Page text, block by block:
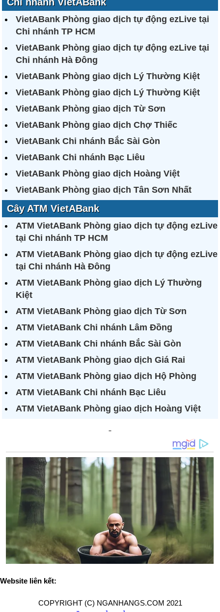
VietABank Phòng giao dịch tự động ezLive tại
Chi nhánh TP HCM
VietABank Phòng giao dịch tự động ezLive tại
Chi nhánh Hà Đông
VietABank Phòng giao dịch Lý Thường Kiệt
VietABank Phòng giao dịch Lý Thường Kiệt
VietABank Phòng giao dịch Từ Sơn
VietABank Phòng giao dịch Chợ Thiếc
VietABank Chi nhánh Bắc Sài Gòn
VietABank Chi nhánh Bạc Liêu
VietABank Phòng giao dịch Hoàng Việt
VietABank Phòng giao dịch Tân Sơn Nhất
Cây ATM VietABank
ATM VietABank Phòng giao dịch tự động ezLive
tại Chi nhánh TP HCM
ATM VietABank Phòng giao dịch tự động ezLive
tại Chi nhánh Hà Đông
ATM VietABank Phòng giao dịch Lý Thường
Kiệt
ATM VietABank Phòng giao dịch Từ Sơn
ATM VietABank Chi nhánh Lâm Đồng
ATM VietABank Chi nhánh Bắc Sài Gòn
ATM VietABank Phòng giao dịch Giá Rai
ATM VietABank Phòng giao dịch Hộ Phòng
ATM VietABank Chi nhánh Bạc Liêu
ATM VietABank Phòng giao dịch Hoàng Việt
Website liên kết:
COPYRIGHT (C) NGANHANGS.COM 2021